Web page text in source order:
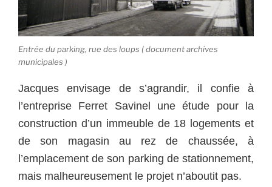
Entrée du parking, rue des loups ( document archives
municipales )
Jacques envisage de s’agrandir, il confie à
l’entreprise Ferret Savinel une étude pour la
construction d’un immeuble de 18 logements et
de son magasin au rez de chaussée, à
l’emplacement de son parking de stationnement,
mais malheureusement le projet n’aboutit pas.